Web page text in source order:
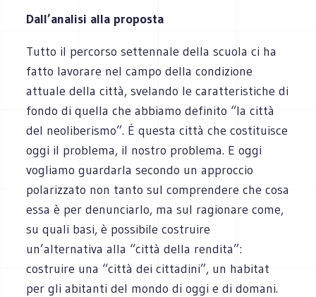
Dall’analisi alla proposta
Tutto il percorso settennale della scuola ci ha
fatto lavorare nel campo della condizione
attuale della città, svelando le caratteristiche di
fondo di quella che abbiamo definito “la città
del neoliberismo”. É questa città che costituisce
oggi il problema, il nostro problema. E oggi
vogliamo guardarla secondo un approccio
polarizzato non tanto sul comprendere che cosa
essa è per denunciarlo, ma sul ragionare come,
su quali basi, è possibile costruire
un’alternativa alla “città della rendita”:
costruire una “città dei cittadini”, un habitat
per gli abitanti del mondo di oggi e di domani.